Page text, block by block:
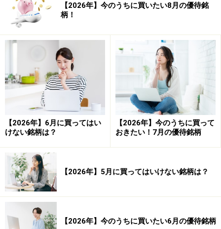
システムトレードの達人
勝率：69.57％
勝ち数：16回
負け数：7回
引き分け数：0回
平均損益（円）：8,712円 平均損益（率）：
4.36％
【2026年】今のうちに買いたい8月の優待銘
柄！
【2026年】6月に買ってはい
けない銘柄は？
【2026年】今のうちに買って
おきたい！7月の優待銘柄
【2026年】5月に買ってはいけない銘柄は？
【2026年】今のうちに買いたい6月の優待銘柄